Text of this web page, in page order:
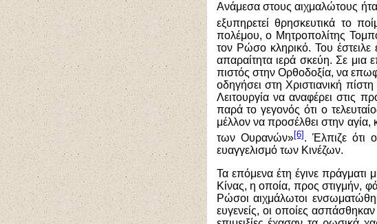
Ανάμεσα στους αιχμαλώτους
εξυπηρετεί θρησκευτικά το
πολέμου, ο Μητροπολίτης
τον Ρώσο κληρικό. Του έστειλε
απαραίτητα ιερά σκεύη. Σε μια
πιστός στην Ορθοδοξία, να
οδηγήσει στη Χριστιανική
Λειτουργία να αναφέρει στις
παρά το γεγονός ότι ο
μέλλον να προσέλθει στην αγία,
των Ουρανών»[6]. Έλπιζε ότι
ευαγγελισμό των Κινέζων.
Τα επόμενα έτη έγινε πράγματι
Κίνας, η οποία, προς στιγμήν,
Ρώσοι αιχμάλωτοι
ευγενείς, οι οποίες